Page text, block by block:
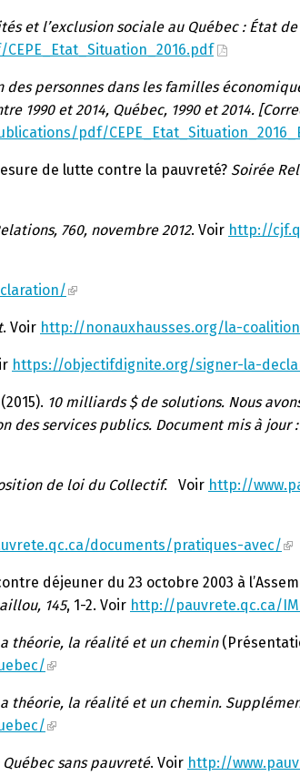
et l’exclusion sociale au Québec : État
des personnes dans les familles
et 2014, Québec, 1990 et 2014.
pdf/
de lutte contre la pauvreté? Soirée
760, novembre 2012. Voir http://
. Voir http://nonauxhausses.org/la-
https://objectifdignite.org/signer-la-
10 milliards $ de solutions. Nous
services publics. Document mis à jour :
de loi du Collectif. Voir http://
documents/pratiques-avec/
déjeuner du 23 octobre 2003 à
145, 1-2. Voir http://pauvrete.qc.ca/
théorie, la réalité et un chemin
théorie, la réalité et un chemin.
sans pauvreté. Voir http://